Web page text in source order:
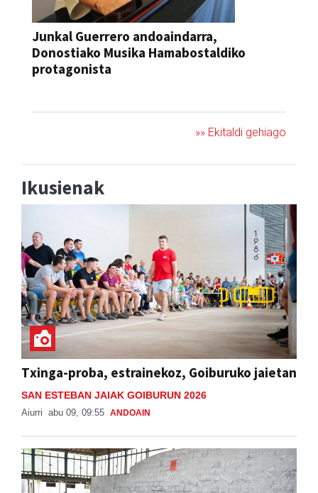
Junkal Guerrero andoaindarra,
Donostiako Musika Hamabostaldiko
protagonista
»» Ekitaldi gehiago
Ikusienak
Txinga-proba, estrainekoz, Goiburuko jaietan
SAN ESTEBAN JAIAK GOIBURUN 2026
Aiurri abu 09, 09:55 ANDOAIN